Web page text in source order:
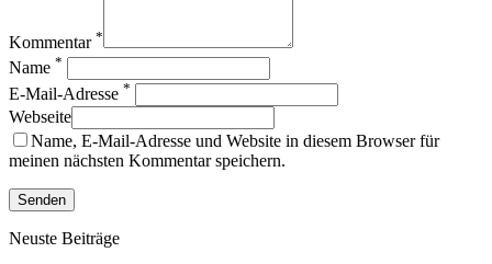
Kommentar *
Name *
E-Mail-Adresse *
Webseite
Name, E-Mail-Adresse und Website in diesem Browser für
meinen nächsten Kommentar speichern.
Neuste Beiträge